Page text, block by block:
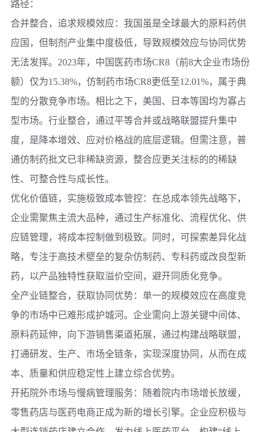
路径：
合并整合，追求规模效应： 我国虽是全球最大的原料药供
应国，但制剂产业集中度极低，导致规模效应与协同优势
无法发挥。2023年，中国医药市场CR8（前8大企业市场份
额）仅为15.38%，仿制药市场CR8更低至12.01%，属于典
型的分散竞争市场。相比之下，美国、日本等国均为寡占
型市场。行业整合，通过平等合并或战略联盟提升集中
度，是降本增效、应对价格战的底层逻辑。但需注意，普
通仿制药批文已非稀缺资源，整合应更关注标的的稀缺
性、可整合性与成长性。
优化价值链，实施极致成本管控： 在总成本领先战略下，
企业需聚焦主流大品种，通过生产标准化、流程优化、供
应链管理，将成本控制做到极致。同时，可探索差异化战
略，专注于高技术壁垒的复杂仿制药、专科药或改良型新
药，以产品独特性获取溢价空间，避开同质化竞争。
全产业链整合，获取协同优势： 单一的规模效应在高度竞
争的市场中已难形成护城河。企业需向上游关键中间体、
原料药延伸，向下游销售渠道拓展，通过构建战略联盟，
打通研发、生产、市场全链条，实现深度协同，从而在成
本、质量和供应稳定性上建立综合优势。
开拓院外市场与慢病管理服务：
随着院内市场增长放缓，
零售药店与医药电商正成为新的增长引擎。企业应积极与